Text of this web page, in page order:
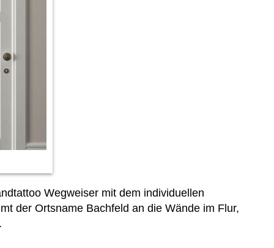
Wegweiser mit dem individuellen
der Ortsname Bachfeld an die Wände im Flur,